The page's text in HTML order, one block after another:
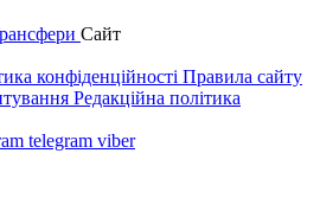
Сайт
конфіденційності Правила сайту
Редакційна політика
telegram viber